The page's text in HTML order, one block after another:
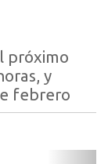
próximo
y
febrero